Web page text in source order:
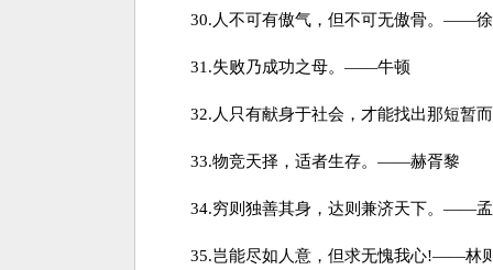
30.人不可有傲气，但不可无傲骨。——徐
31.失败乃成功之母。——牛顿
32.人只有献身于社会，才能找出那短暂
33.物竞天择，适者生存。——赫胥黎
34.穷则独善其身，达则兼济天下。——
35.岂能尽如人意，但求无愧我心!——林